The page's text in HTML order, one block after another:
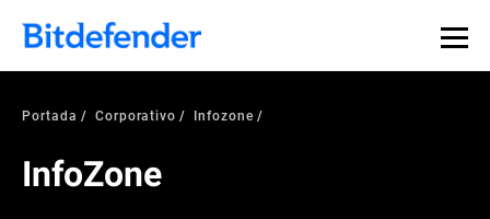
Portada Corporativo Infozone
InfoZone